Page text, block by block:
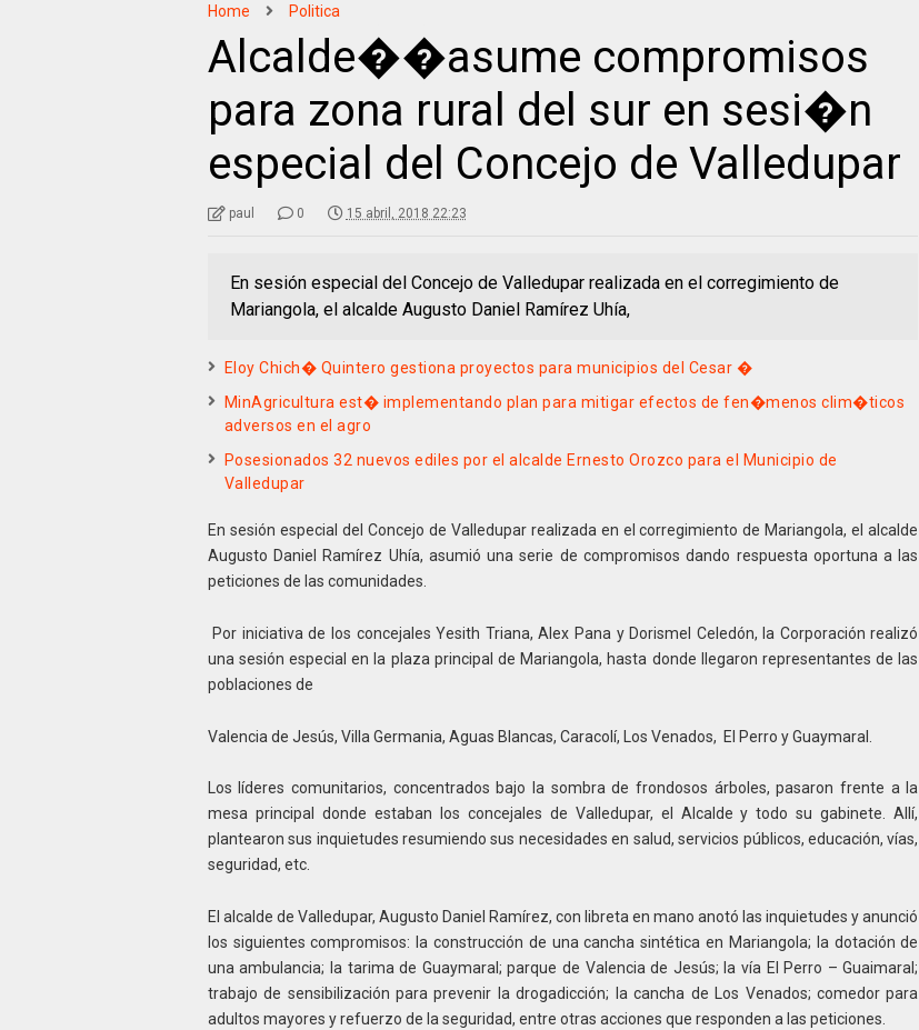
Home Politica
Alcalde��asume compromisos
para zona rural del sur en sesi�n
especial del Concejo de Valledupar
paul 0 15 abril, 2018 22:23
En sesión especial del Concejo de Valledupar realizada en el corregimiento de
Mariangola, el alcalde Augusto Daniel Ramírez Uhía,
Eloy Chich� Quintero gestiona proyectos para municipios del Cesar �
MinAgricultura est� implementando plan para mitigar efectos de fen�menos clim�ticos
adversos en el agro
Posesionados 32 nuevos ediles por el alcalde Ernesto Orozco para el Municipio de
Valledupar
En sesión especial del Concejo de Valledupar realizada en el corregimiento de Mariangola, el alcalde
Augusto Daniel Ramírez Uhía, asumió una serie de compromisos dando respuesta oportuna a las
peticiones de las comunidades.
Por iniciativa de los concejales Yesith Triana, Alex Pana y Dorismel Celedón, la Corporación realizó
una sesión especial en la plaza principal de Mariangola, hasta donde llegaron representantes de las
poblaciones de
Valencia de Jesús, Villa Germania, Aguas Blancas, Caracolí, Los Venados, El Perro y Guaymaral.
Los líderes comunitarios, concentrados bajo la sombra de frondosos árboles, pasaron frente a la
mesa principal donde estaban los concejales de Valledupar, el Alcalde y todo su gabinete. Allí,
plantearon sus inquietudes resumiendo sus necesidades en salud, servicios públicos, educación, vías,
seguridad, etc.
El alcalde de Valledupar, Augusto Daniel Ramírez, con libreta en mano anotó las inquietudes y anunció
los siguientes compromisos: la construcción de una cancha sintética en Mariangola; la dotación de
una ambulancia; la tarima de Guaymaral; parque de Valencia de Jesús; la vía El Perro – Guaimaral;
trabajo de sensibilización para prevenir la drogadicción; la cancha de Los Venados; comedor para
adultos mayores y refuerzo de la seguridad, entre otras acciones que responden a las peticiones.